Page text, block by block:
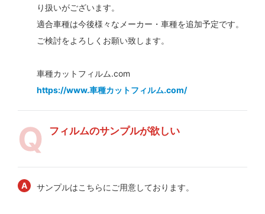
り扱いがございます。
適合車種は今後様々なメーカー・車種を追加予定です。
ご検討をよろしくお願い致します。
車種カットフィルム.com
https://www.車種カットフィルム.com/
フィルムのサンプルが欲しい
サンプルはこちらにご用意しております。